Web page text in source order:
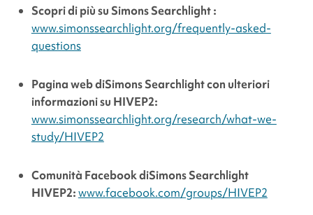
Scopri di più su Simons Searchlight:
www.simonssearchlight.org/frequently-asked-
questions
Pagina web diSimons Searchlightcon ulteriori
informazioni su HIVEP2:
www.simonssearchlight.org/research/what-we-
study/HIVEP2
Comunità Facebook diSimons Searchlight
HIVEP2:www.facebook.com/groups/HIVEP2